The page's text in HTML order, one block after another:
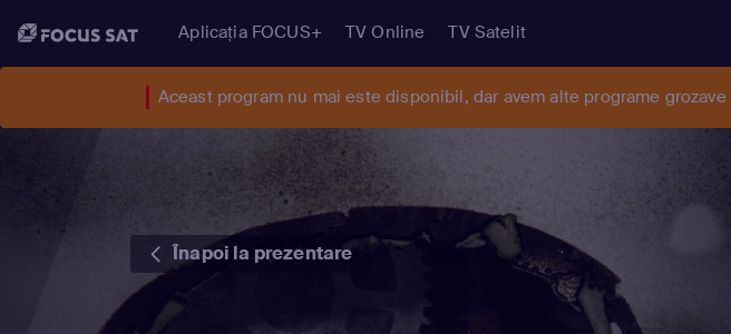
Aplicația FOCUS+ TV Online TV Satelit
Aceast program nu mai este disponibil, dar avem alte programe
Înapoi la prezentare